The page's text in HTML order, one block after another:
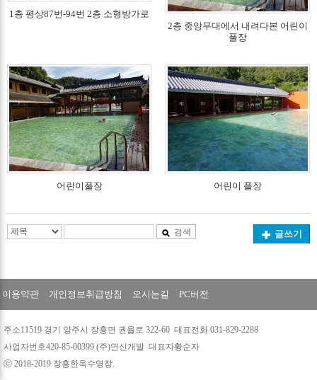
1층 평상87번-94번 2층 소형방가로
2층 중앙무대에서 내려다본 어린이
풀장
어린이풀장 어린이 풀장
검색 글쓰기
이용약관 개인정보취급방침 오시는길 PC버전
주소11519 경기 양주시 장흥면 권율로 322-60 대표전화 031-829-2288
사업자번호420-85-00399 (주)연신개발 대표자황순자
ⓒ 2018-2019 장흥한옥수영장.